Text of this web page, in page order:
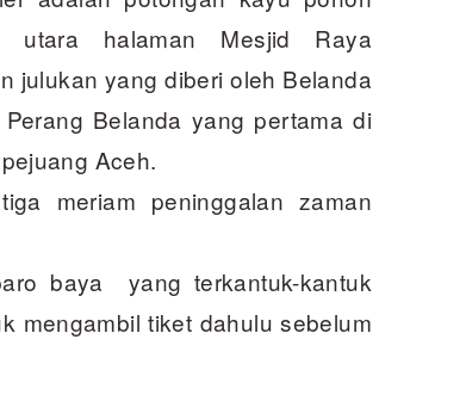
halaman Mesjid Raya
julukan yang diberi oleh Belanda
Belanda yang pertama di
Aceh.
meriam peninggalan zaman
baya yang terkantuk-kantuk
mengambil tiket dahulu sebelum